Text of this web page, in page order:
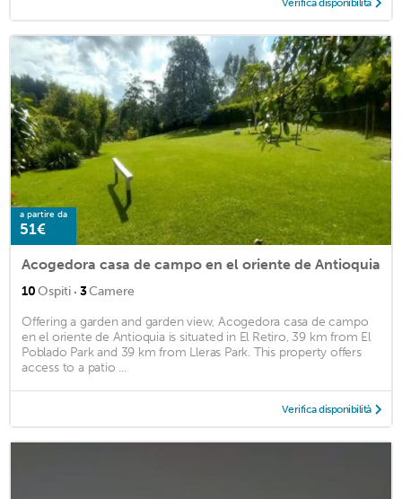
a partire da
51€
Acogedora casa de campo en el oriente de Antioquia
10Ospiti · 3Camere
Offering a garden and garden view, Acogedora casa de campo
en el oriente de Antioquia is situated in El Retiro, 39 km from El
Poblado Park and 39 km from Lleras Park. This property offers
access to a patio ...
Verifica disponibilità